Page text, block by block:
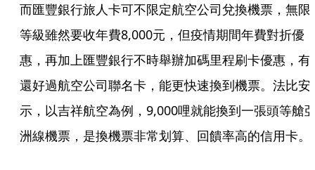
而匯豐銀行旅人卡可不限定航空公司兌換機票，無限
等級雖然要收年費8,000元，但疫情期間年費對折優
惠，再加上匯豐銀行不時舉辦加碼里程刷卡優惠，有
還好過航空公司聯名卡，能更快速換到機票。法比安
示，以吉祥航空為例，9,000哩就能換到一張頭等艙
洲線機票，是換機票非常划算、回饋率高的信用卡。